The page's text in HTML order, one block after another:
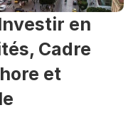
en
Cadre
et